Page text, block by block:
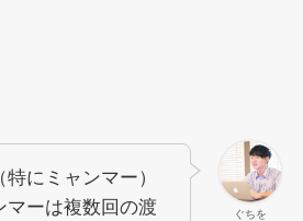
ぐちを
にミャンマー）
マーは複数回の渡